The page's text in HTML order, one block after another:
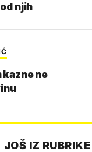
njih
kazne ne
JOŠ IZ RUBRIKE